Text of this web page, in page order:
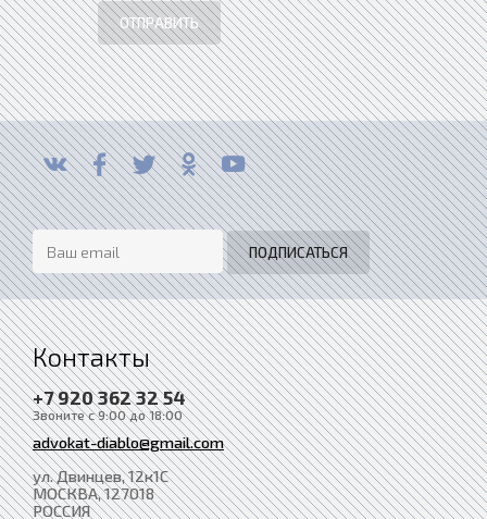
ОТПРАВИТЬ
Контакты
+7 920 362 32 54
Звоните с 9:00 до 18:00
advokat-diablo@gmail.com
ул. Двинцев, 12к1С
МОСКВА, 127018
РОССИЯ